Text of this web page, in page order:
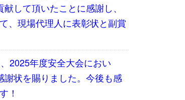
して頂いたことに感謝し、
、現場代理人に表彰状と副賞
2025年度安全大会におい
状を賜りました。今後も感
！